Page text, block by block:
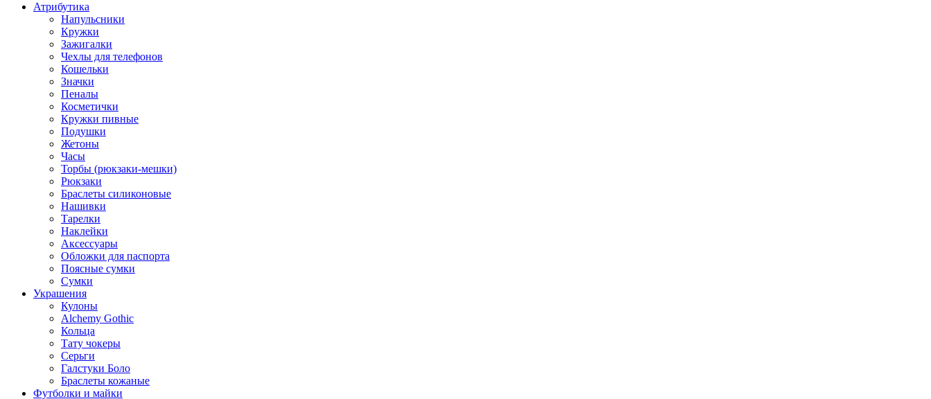
Атрибутика
Напульсники
Кружки
Зажигалки
Чехлы для телефонов
Кошельки
Значки
Пеналы
Косметички
Кружки пивные
Подушки
Жетоны
Часы
Торбы (рюкзаки-мешки)
Рюкзаки
Браслеты силиконовые
Нашивки
Тарелки
Наклейки
Аксессуары
Обложки для паспорта
Поясные сумки
Сумки
Украшения
Кулоны
Alchemy Gothic
Кольца
Тату чокеры
Серьги
Галстуки Боло
Браслеты кожаные
Футболки и майки